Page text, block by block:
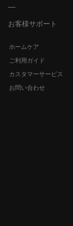
お客様サポート
ホームケア
ご利用ガイド
カスタマーサービス
お問い合わせ